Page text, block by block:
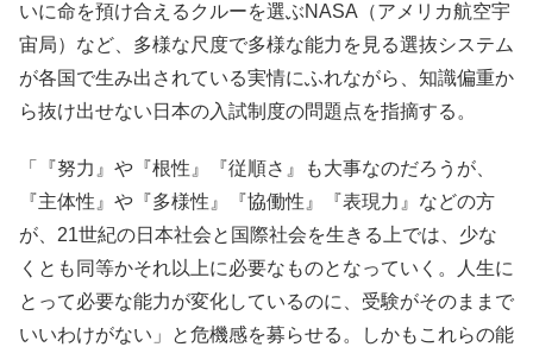
いに命を預け合えるクルーを選ぶNASA（アメリカ航空宇
宙局）など、多様な尺度で多様な能力を見る選抜システム
が各国で生み出されている実情にふれながら、知識偏重か
ら抜け出せない日本の入試制度の問題点を指摘する。
「『努力』や『根性』『従順さ』も大事なのだろうが、
『主体性』や『多様性』『協働性』『表現力』などの方
が、21世紀の日本社会と国際社会を生きる上では、少な
くとも同等かそれ以上に必要なものとなっていく。人生に
とって必要な能力が変化しているのに、受験がそのままで
いいわけがない」と危機感を募らせる。しかもこれらの能